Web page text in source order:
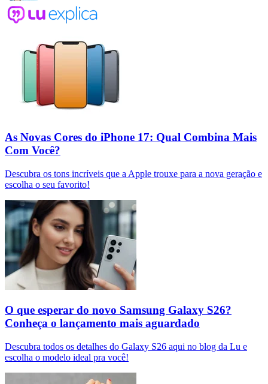
As Novas Cores do iPhone 17: Qual Combina Mais
Com Você?
Descubra os tons incríveis que a Apple trouxe para a nova geração e
escolha o seu favorito!
O que esperar do novo Samsung Galaxy S26?
Conheça o lançamento mais aguardado
Descubra todos os detalhes do Galaxy S26 aqui no blog da Lu e
escolha o modelo ideal pra você!